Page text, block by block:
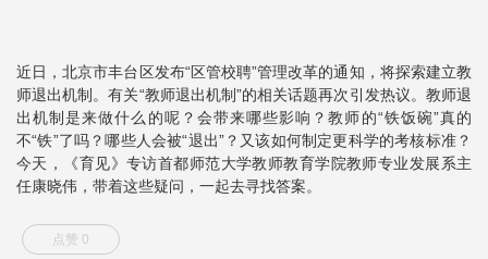
近日，北京市丰台区发布“区管校聘”管理改革的通知，将探索建立教
师退出机制。有关“教师退出机制”的相关话题再次引发热议。教师退
出机制是来做什么的呢？会带来哪些影响？教师的“铁饭碗”真的
不“铁”了吗？哪些人会被“退出”？又该如何制定更科学的考核标准？
今天，《育见》专访首都师范大学教师教育学院教师专业发展系主
任康晓伟，带着这些疑问，一起去寻找答案。
点赞 0